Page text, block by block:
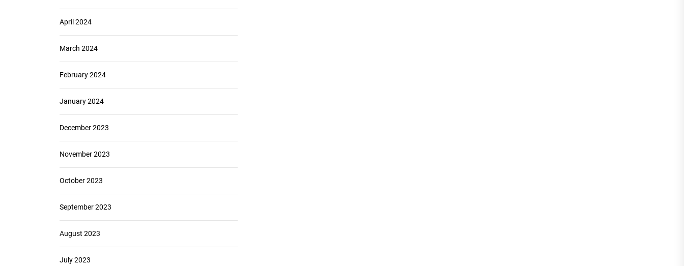
April 2024
March 2024
February 2024
January 2024
December 2023
November 2023
October 2023
September 2023
August 2023
July 2023